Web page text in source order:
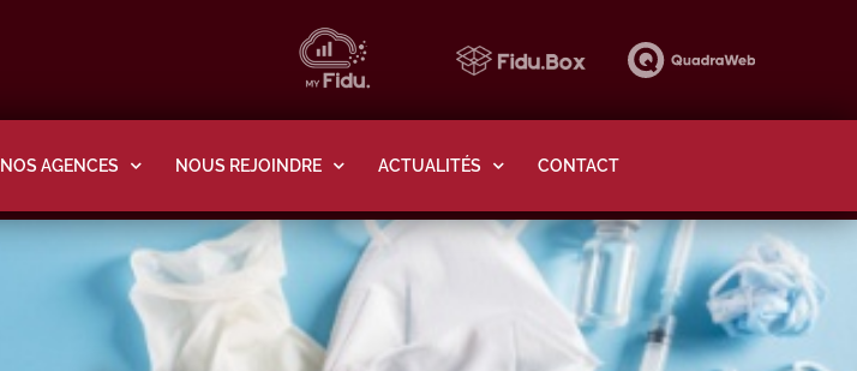
NOS AGENCES NOUS REJOINDRE ACTUALITÉS CONTACT